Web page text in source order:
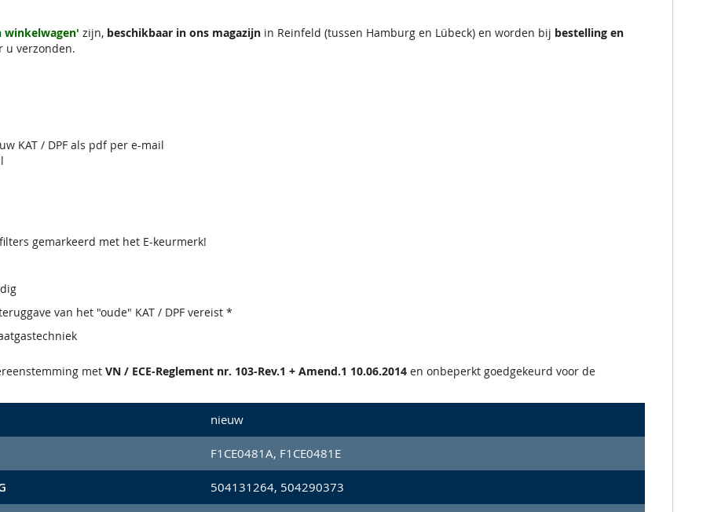
winkelwagen' zijn, beschikbaar in ons magazijn in Reinfeld (tussen Hamburg en Lübeck) en worden bij bestelling en
u verzonden.
KAT / DPF als pdf per e-mail
gemarkeerd met het E-keurmerk!
van het "oude" KAT / DPF vereist *
met VN / ECE-Reglement nr. 103-Rev.1 + Amend.1 10.06.2014 en onbeperkt goedgekeurd voor de
nieuw
F1CE0481A, F1CE0481E
504131264, 504290373